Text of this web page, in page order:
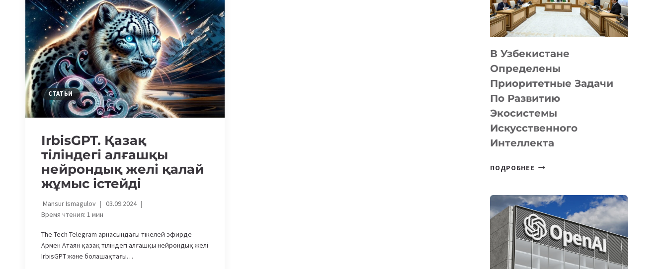
СТАТЬИ
IrbisGPT. Қазақ
тіліндегі алғашқы
нейрондық желі қалай
жұмыс істейді
Mansur Ismagulov
03.09.2024
Время чтения: 1 мин
The Tech Telegram арнасындағы тікелей эфирде
Армен Атаян қазақ тіліндегі алғашқы нейрондық желі
IrbisGPT және болашақтағы…
В Узбекистане
Определены
Приоритетные Задачи
По Развитию
Экосистемы
Искусственного
Интеллекта
ПОДРОБНЕЕ В
ПРИОРИТЕТНЫЕ
ЗАДАЧИ
ПО
РАЗВИТИЮ
ЭКОСИСТЕМЫ
ИСКУССТВЕННОГО